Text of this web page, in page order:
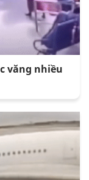
văng nhiều